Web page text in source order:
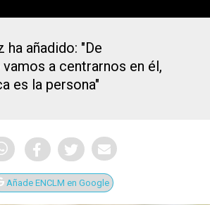
ha añadido: "De
a centrarnos en él,
es la persona"
Añade ENCLM en Google